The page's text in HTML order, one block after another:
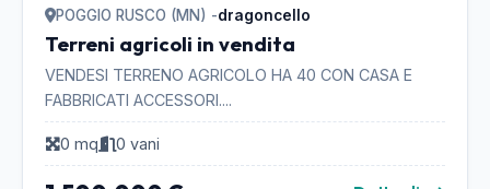
POGGIO RUSCO (MN) -dragoncello
Terreni agricoli in vendita
VENDESI TERRENO AGRICOLO HA 40 CON CASA E
FABBRICATI ACCESSORI....
0 mq 0 vani